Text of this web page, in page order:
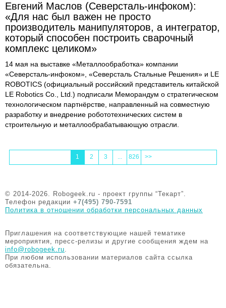
Евгений Маслов (Северсталь-инфоком):
«Для нас был важен не просто
производитель манипуляторов, а интегратор,
который способен построить сварочный
комплекс целиком»
14 мая на выставке «Металлообработка» компании
«Северсталь-инфоком», «Северсталь Стальные Решения» и LE
ROBOTICS (официальный российский представитель китайской
LE Robotics Co., Ltd.) подписали Меморандум о стратегическом
технологическом партнёрстве, направленный на совместную
разработку и внедрение робототехнических систем в
строительную и металлообрабатывающую отрасли.
1 2 3 ... 826 >>
© 2014-2026. Robogeek.ru - проект группы “Текарт”.
Телефон редакции +7(495) 790-7591
Политика в отношении обработки персональных данных
Приглашения на соответствующие нашей тематике
мероприятия, пресс-релизы и другие сообщения ждем на
info@robogeek.ru.
При любом использовании материалов сайта ссылка
обязательна.